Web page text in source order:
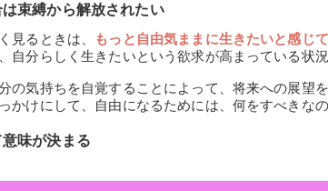
束縛から解放されたい
見るときは、
もっと自由気ままに生きたいと感じ
自分らしく生きたいという欲求が高まっている状況
の気持ちを自覚することによって、将来への展望
かけにして、自由になるためには、何をすべきな
味が決まる